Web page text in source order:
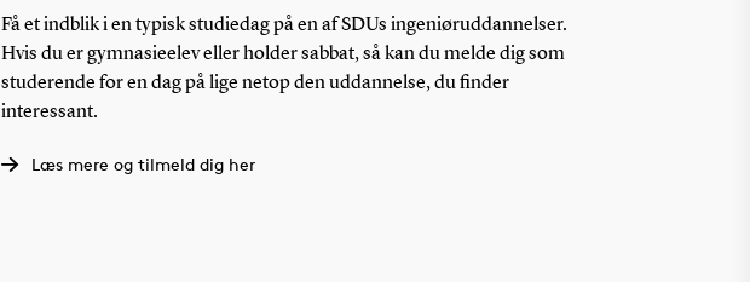
Få et indblik i en typisk studiedag på en af SDUs ingeniøruddannelser.
Hvis du er gymnasieelev eller holder sabbat, så kan du melde dig som
studerende for en dag på lige netop den uddannelse, du finder
interessant.
Læs mere og tilmeld dig her